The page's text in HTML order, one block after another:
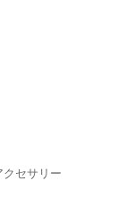
セサリー